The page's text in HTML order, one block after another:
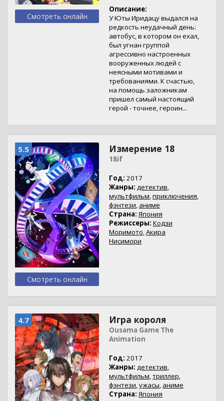
Смотреть онлайн
Описание:
У Юты Иридацу выдался на
редкость неудачный день:
автобус, в котором он ехал,
был угнан группой
агрессивно настроенных
вооруженных людей с
неясными мотивами и
требованиями. К счастью,
на помощь заложникам
пришел самый настоящий
герой - точнее, героин...
5.5
Смотреть онлайн
Измерение 18
18if
Год: 2017
Жанры: детектив,
мультфильм,приключения,
фэнтези, аниме
Страна: Япония
Режиссеры: Кодзи
Моримото,Акира
Нисимори
4.7 Игра короля
Ousama Game The
Animation
Год: 2017
Жанры: детектив,
мультфильм,триллер,
фэнтези,ужасы, аниме
Страна: Япония